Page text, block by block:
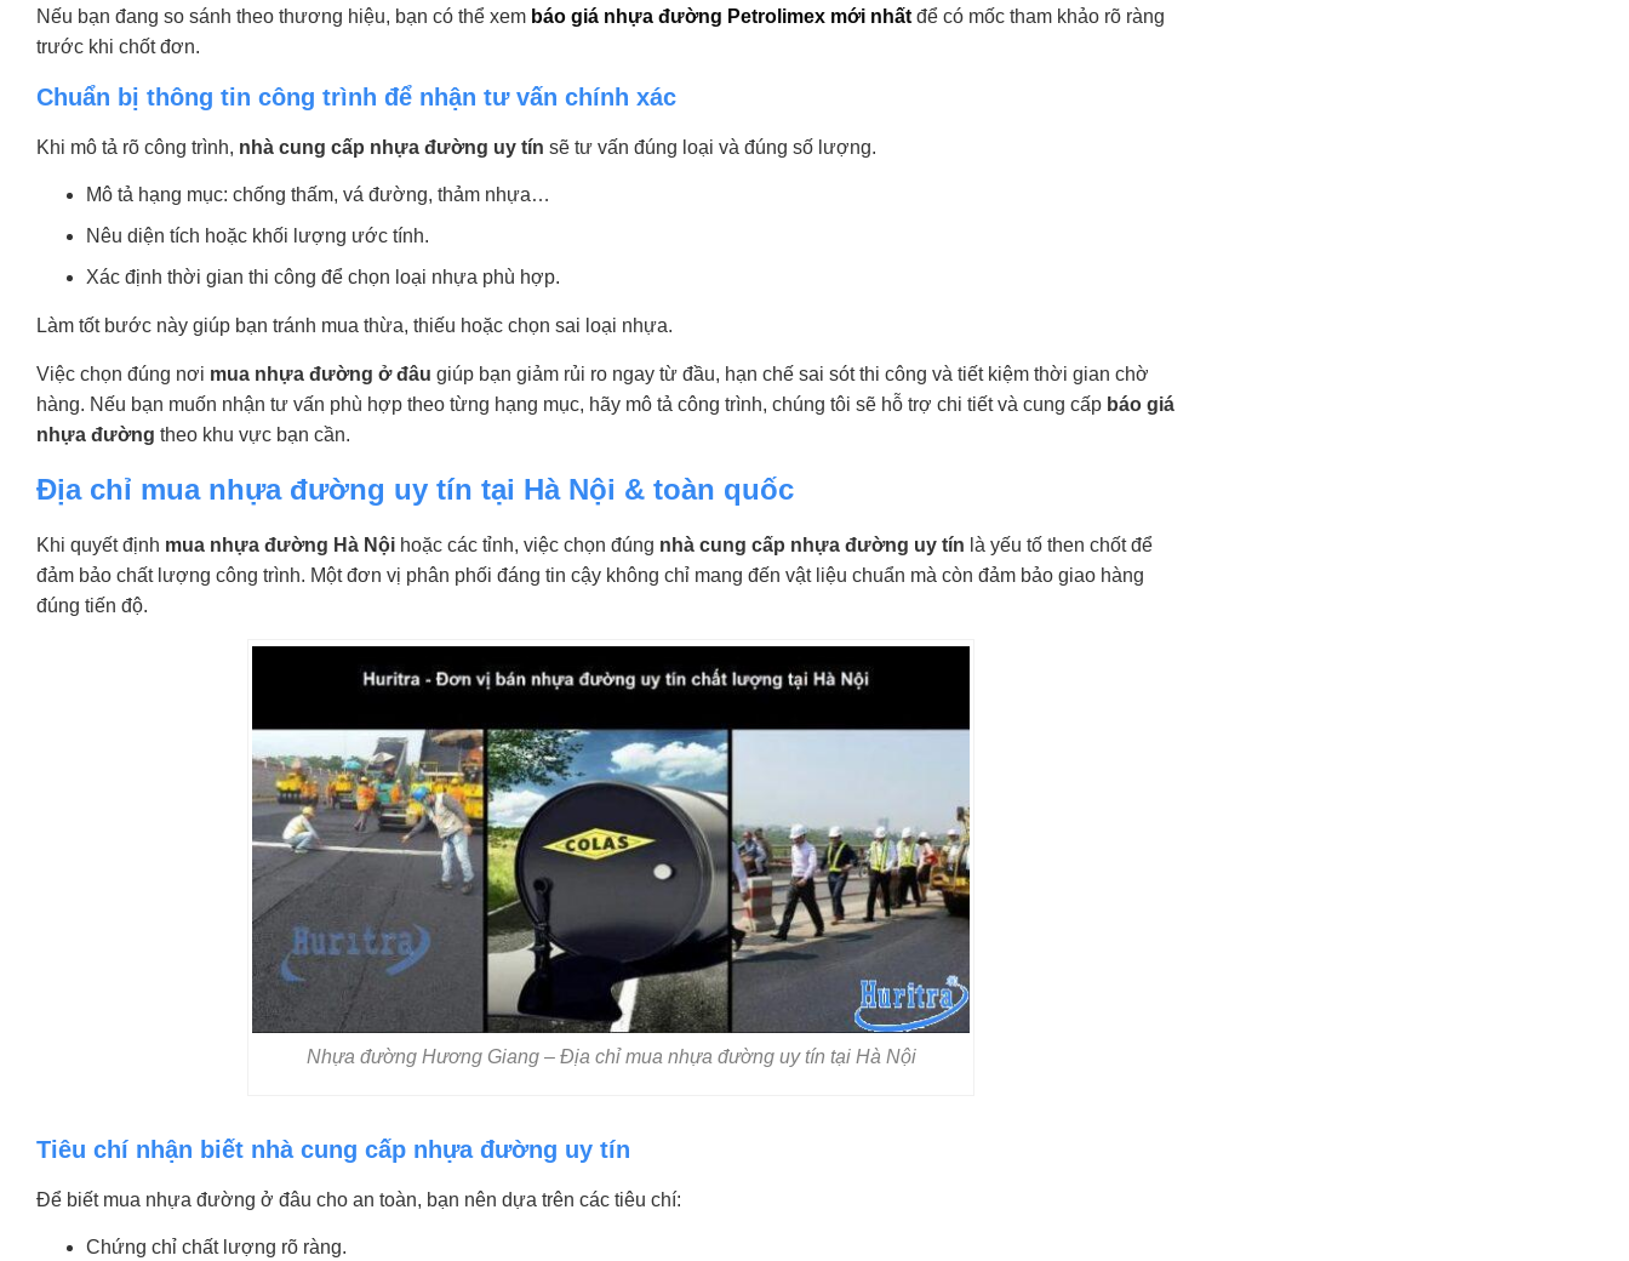
Nếu bạn đang so sánh theo thương hiệu, bạn có thể xem báo giá nhựa đường Petrolimex mới nhất để có mốc tham khảo rõ ràng
trước khi chốt đơn.
Chuẩn bị thông tin công trình để nhận tư vấn chính xác
Khi mô tả rõ công trình, nhà cung cấp nhựa đường uy tín sẽ tư vấn đúng loại và đúng số lượng.
Mô tả hạng mục: chống thấm, vá đường, thảm nhựa…
Nêu diện tích hoặc khối lượng ước tính.
Xác định thời gian thi công để chọn loại nhựa phù hợp.
Làm tốt bước này giúp bạn tránh mua thừa, thiếu hoặc chọn sai loại nhựa.
Việc chọn đúng nơi mua nhựa đường ở đâu giúp bạn giảm rủi ro ngay từ đầu, hạn chế sai sót thi công và tiết kiệm thời gian chờ
hàng. Nếu bạn muốn nhận tư vấn phù hợp theo từng hạng mục, hãy mô tả công trình, chúng tôi sẽ hỗ trợ chi tiết và cung cấp báo giá
nhựa đường theo khu vực bạn cần.
Địa chỉ mua nhựa đường uy tín tại Hà Nội & toàn quốc
Khi quyết định mua nhựa đường Hà Nội hoặc các tỉnh, việc chọn đúng nhà cung cấp nhựa đường uy tín là yếu tố then chốt để
đảm bảo chất lượng công trình. Một đơn vị phân phối đáng tin cậy không chỉ mang đến vật liệu chuẩn mà còn đảm bảo giao hàng
đúng tiến độ.
Nhựa đường Hương Giang – Địa chỉ mua nhựa đường uy tín tại Hà Nội
Tiêu chí nhận biết nhà cung cấp nhựa đường uy tín
Để biết mua nhựa đường ở đâu cho an toàn, bạn nên dựa trên các tiêu chí:
Chứng chỉ chất lượng rõ ràng.